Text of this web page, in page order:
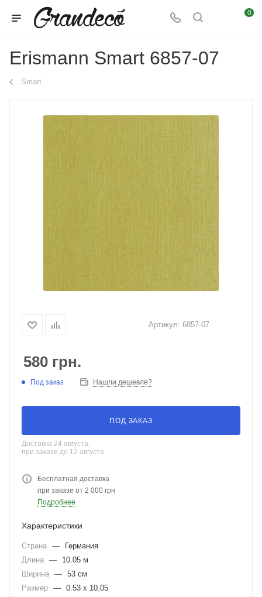
0
Erismann Smart 6857-07
Smart
Артикул: 6857-07
580 грн.
Под заказ Нашли дешевле?
ПОД ЗАКАЗ
Доставка 24 августа,
при заказе до 12 августа
Бесплатная доставка
при заказе от 2 000 грн
Подробнее
Характеристики
Страна —
Германия
Длина —
10.05 м
Ширина — 53 см
Размер — 0.53 x 10.05